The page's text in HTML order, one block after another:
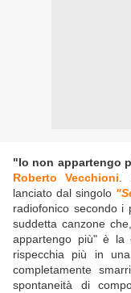
"Io non appartengo
Roberto Vecchioni .
lanciato dal singolo
radiofonico secondo i
suddetta canzone
appartengo più" è la
rispecchia più in
completamente
spontaneità di